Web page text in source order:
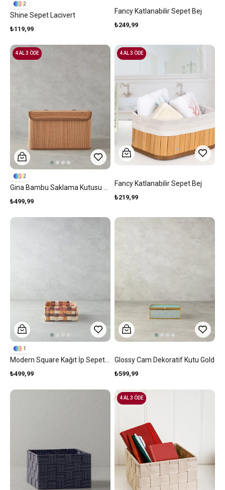
Shine Sepet Lacivert
₺119,99
2
Fancy Katlanabilir Sepet Bej
₺249,99
₺499,99
2
4 AL 3 ÖDE
Fancy Katlanabilir Sepet Bej
₺219,99
4 AL 3 ÖDE
₺499,99
1
Glossy Cam Dekoratif Kutu Gold
₺599,99
4 AL 3 ÖDE